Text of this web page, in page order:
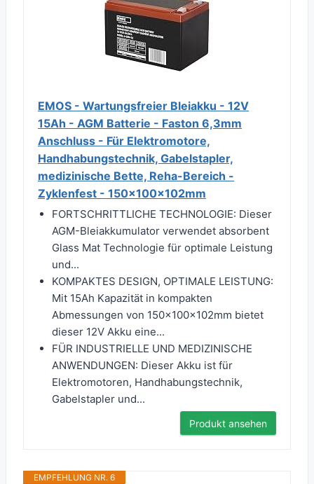
EMOS - Wartungsfreier Bleiakku - 12V
15Ah - AGM Batterie - Faston 6,3mm
Anschluss - Für Elektromotore,
Handhabungstechnik, Gabelstapler,
medizinische Bette, Reha-Bereich -
Zyklenfest - 150x100x102mm
FORTSCHRITTLICHE TECHNOLOGIE: Dieser
AGM-Bleiakkumulator verwendet absorbent
Glass Mat Technologie für optimale Leistung
und...
KOMPAKTES DESIGN, OPTIMALE LEISTUNG:
Mit 15Ah Kapazität in kompakten
Abmessungen von 150x100x102mm bietet
dieser 12V Akku eine...
FÜR INDUSTRIELLE UND MEDIZINISCHE
ANWENDUNGEN: Dieser Akku ist für
Elektromotoren, Handhabungstechnik,
Gabelstapler und...
Produkt ansehen
EMPFEHLUNG NR. 6